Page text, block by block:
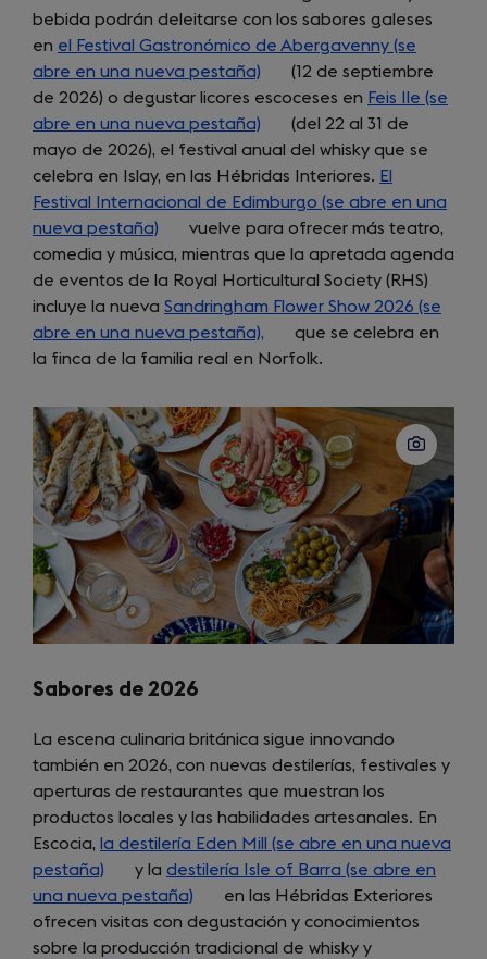
tab)new
tab)
bebida podrán deleitarse con los sabores galeses
en el Festival Gastronómico de Abergavenny (se
abre en una nueva pestaña) (opens
in
new
tab)
(12 de septiembre
de 2026) o degustar licores escoceses en Feis Ile (se
abre en una nueva pestaña) (opens
in
a
new
tab)
(del 22 al 31 de
mayo de 2026), el festival anual del whisky que se
celebra en Islay, en las Hébridas Interiores. El
Festival Internacional de Edimburgo (se abre en una
nueva pestaña) (opens
in
a
new
tab)
vuelve para ofrecer más teatro,
comedia y música, mientras que la apretada agenda
de eventos de la Royal Horticultural Society (RHS)
incluye la nueva Sandringham Flower Show 2026 (se
abre en una nueva pestaña), (opens
in
new
tab)
que se celebra en
la finca de la familia real en Norfolk.
Sabores de 2026
La escena culinaria británica sigue innovando
también en 2026, con nuevas destilerías, festivales y
aperturas de restaurantes que muestran los
productos locales y las habilidades artesanales. En
Escocia, la destilería Eden Mill (se abre en una nueva
pestaña) (opens
in
a
new
y la destilería Isle of Barra (se abre en
una nueva pestaña) (opens
in
a
en las Hébridas Exteriores
ofrecen visitas con degustación y conocimientos
sobre la producción tradicional de whisky y